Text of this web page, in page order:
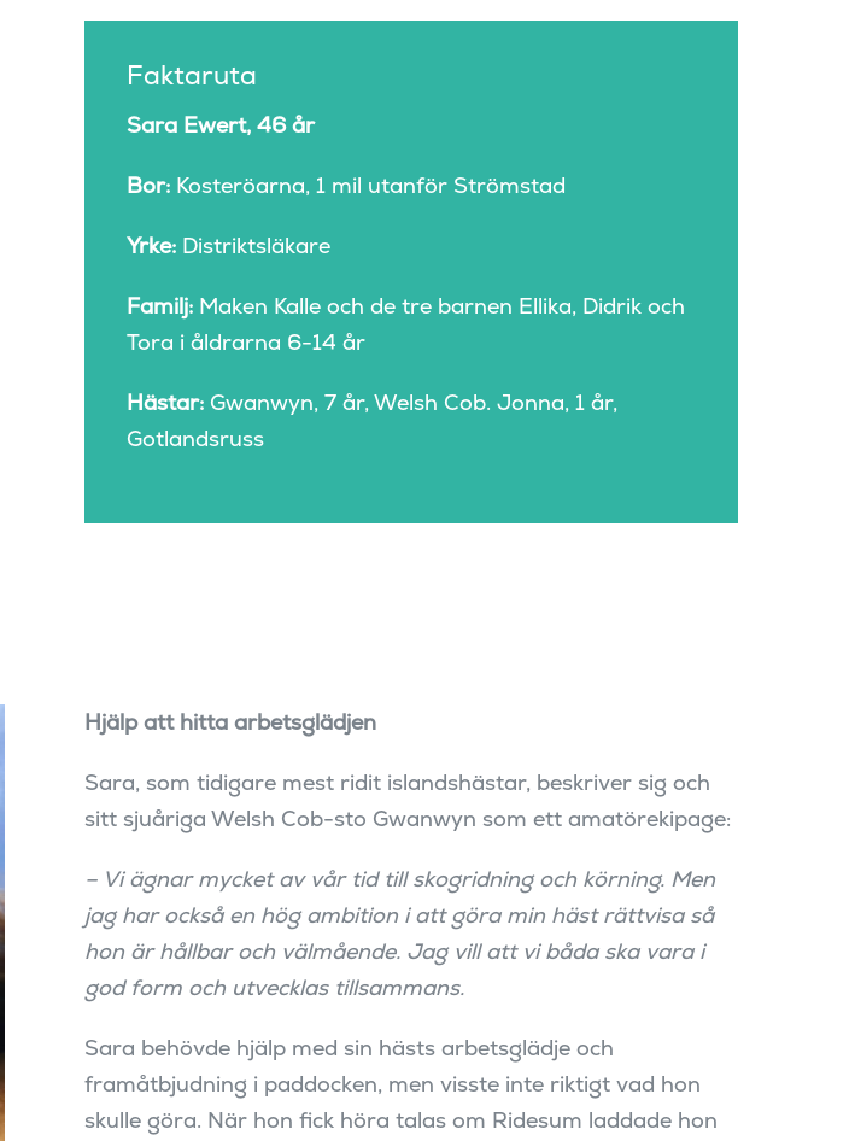
Faktaruta
Sara Ewert, 46 år
Bor: Kosteröarna, 1 mil utanför Strömstad
Yrke: Distriktsläkare
Familj: Maken Kalle och de tre barnen Ellika, Didrik och
Tora i åldrarna 6-14 år
Hästar: Gwanwyn, 7 år, Welsh Cob. Jonna, 1 år,
Gotlandsruss
Hjälp att hitta arbetsglädjen
Sara, som tidigare mest ridit islandshästar, beskriver sig och
sitt sjuåriga Welsh Cob-sto Gwanwyn som ett amatörekipage:
– Vi ägnar mycket av vår tid till skogridning och körning. Men
jag har också en hög ambition i att göra min häst rättvisa så
hon är hållbar och välmående. Jag vill att vi båda ska vara i
god form och utvecklas tillsammans.
Sara behövde hjälp med sin hästs arbetsglädje och
framåtbjudning i paddocken, men visste inte riktigt vad hon
skulle göra. När hon fick höra talas om Ridesum laddade hon